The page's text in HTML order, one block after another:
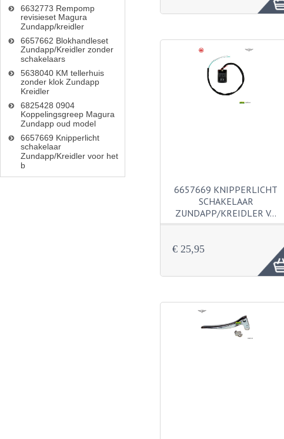
6657669 KNIPPERLICHT
SCHAKELAAR
ZUNDAPP/KREIDLER V…
€ 25,95
6632773 Rempomp
revisieset Magura
Zundapp/kreidler
6657662 Blokhandleset
Zundapp/Kreidler zonder
schakelaars
5638040 KM tellerhuis
zonder klok Zundapp
Kreidler
6825428 0904
Koppelingsgreep Magura
Zundapp oud model
6657669 Knipperlicht
schakelaar
Zundapp/Kreidler voor het
b